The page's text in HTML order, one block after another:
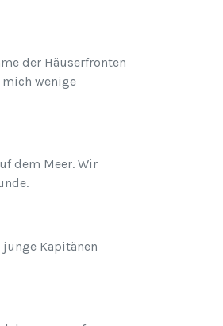
der Häuserfronten
wenige
dem Meer. Wir
Kapitänen